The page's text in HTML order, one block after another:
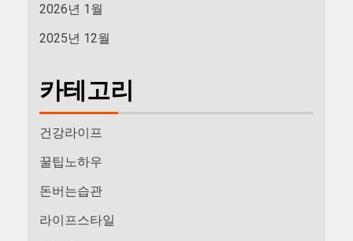
2026년 1월
2025년 12월
카테고리
건강라이프
꿀팁노하우
돈버는습관
라이프스타일